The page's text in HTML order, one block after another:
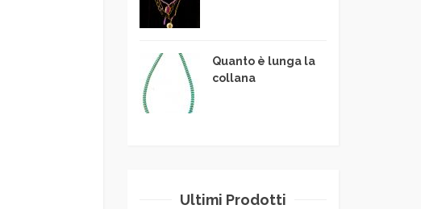
Quanto è lunga la
collana
Ultimi Prodotti